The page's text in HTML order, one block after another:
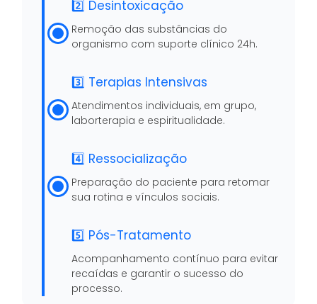
2️⃣ Desintoxicação
Remoção das substâncias do
organismo com suporte clínico 24h.
3️⃣ Terapias Intensivas
Atendimentos individuais, em grupo,
laborterapia e espiritualidade.
4️⃣ Ressocialização
Preparação do paciente para retomar
sua rotina e vínculos sociais.
5️⃣ Pós-Tratamento
Acompanhamento contínuo para evitar
recaídas e garantir o sucesso do
processo.